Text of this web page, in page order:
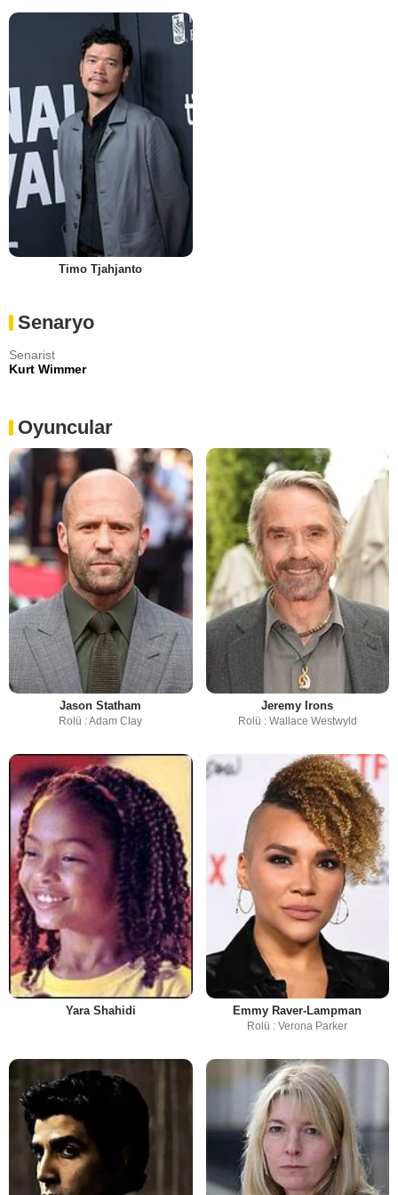
Timo Tjahjanto
Senaryo
Senarist
Kurt Wimmer
Oyuncular
Jason Statham
Rolü : Adam Clay
Jeremy Irons
Rolü : Wallace Westwyld
Yara Shahidi Emmy Raver-Lampman
Rolü : Verona Parker